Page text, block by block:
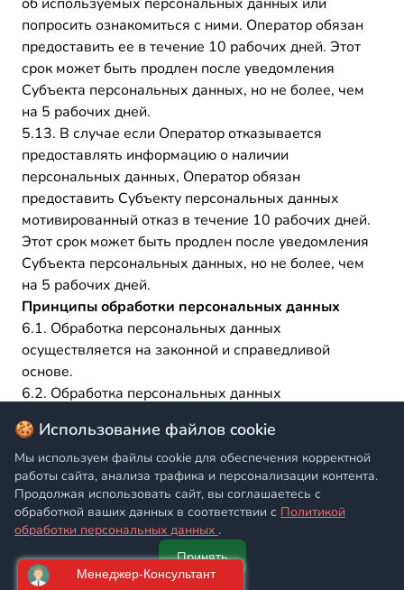
Главная Написать Позвонить
попросить ознакомиться с ними. Оператор обязан
предоставить ее в течение 10 рабочих дней. Этот
срок может быть продлен после уведомления
Субъекта персональных данных, но не более, чем
на 5 рабочих дней.
5.13. В случае если Оператор отказывается
предоставлять информацию о наличии
персональных данных, Оператор обязан
предоставить Субъекту персональных данных
мотивированный отказ в течение 10 рабочих дней.
Этот срок может быть продлен после уведомления
Субъекта персональных данных, но не более, чем
на 5 рабочих дней.
Принципы обработки персональных данных
6.1. Обработка персональных данных
осуществляется на законной и справедливой
основе.
6.2. Обработка персональных данных
определенных и законных целей. Не допускается
обработка персональных данных, несовместимая с
целями сбора персональных данных.
6.3. Не допускается объединение баз данных,
содержащих персональные данные, обработка
которых осуществляется в целях, несовместимых
между собой.
🍪 Использование файлов cookie
Мы используем файлы cookie для обеспечения корректной
работы сайта, анализа трафика и персонализации контента.
Продолжая использовать сайт, вы соглашаетесь с
обработкой ваших данных в соответствии с Политикой
обработки персональных данных .
Принять